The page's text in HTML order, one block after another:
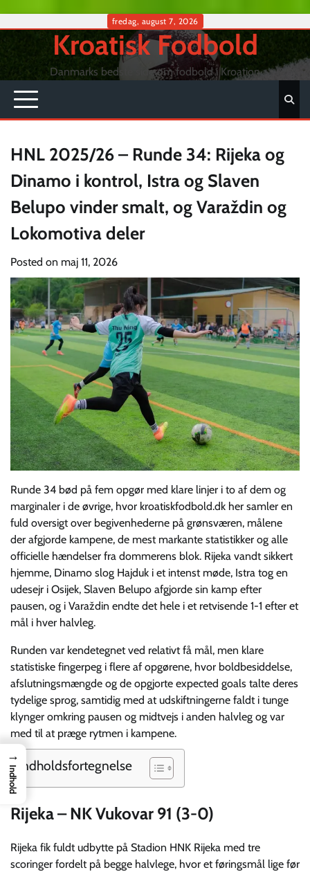
content
fredag, august 7, 2026
Kroatisk Fodbold
Danmarks bedste side om fodbold i Kroation
HNL 2025/26 – Runde 34: Rijeka og
Dinamo i kontrol, Istra og Slaven
Belupo vinder smalt, og Varaždin og
Lokomotiva deler
Posted on maj 11, 2026
Runde 34 bød på fem opgør med klare linjer i to af dem og
marginaler i de øvrige, hvor kroatiskfodbold.dk her samler en
fuld oversigt over begivenhederne på grønsværen, målene
der afgjorde kampene, de mest markante statistikker og alle
officielle hændelser fra dommerens blok. Rijeka vandt sikkert
hjemme, Dinamo slog Hajduk i et intenst møde, Istra tog en
udesejr i Osijek, Slaven Belupo afgjorde sin kamp efter
pausen, og i Varaždin endte det hele i et retvisende 1-1 efter et
mål i hver halvleg.
Runden var kendetegnet ved relativt få mål, men klare
statistiske fingerpeg i flere af opgørene, hvor boldbesiddelse,
afslutningsmængde og de opgjorte expected goals talte deres
tydelige sprog, samtidig med at udskiftningerne faldt i tunge
klynger omkring pausen og midtvejs i anden halvleg og var
med til at præge rytmen i kampene.
Indholdsfortegnelse
Rijeka – NK Vukovar 91 (3-0)
Rijeka fik fuldt udbytte på Stadion HNK Rijeka med tre
scoringer fordelt på begge halvlege, hvor et føringsmål lige før
→
Indhold